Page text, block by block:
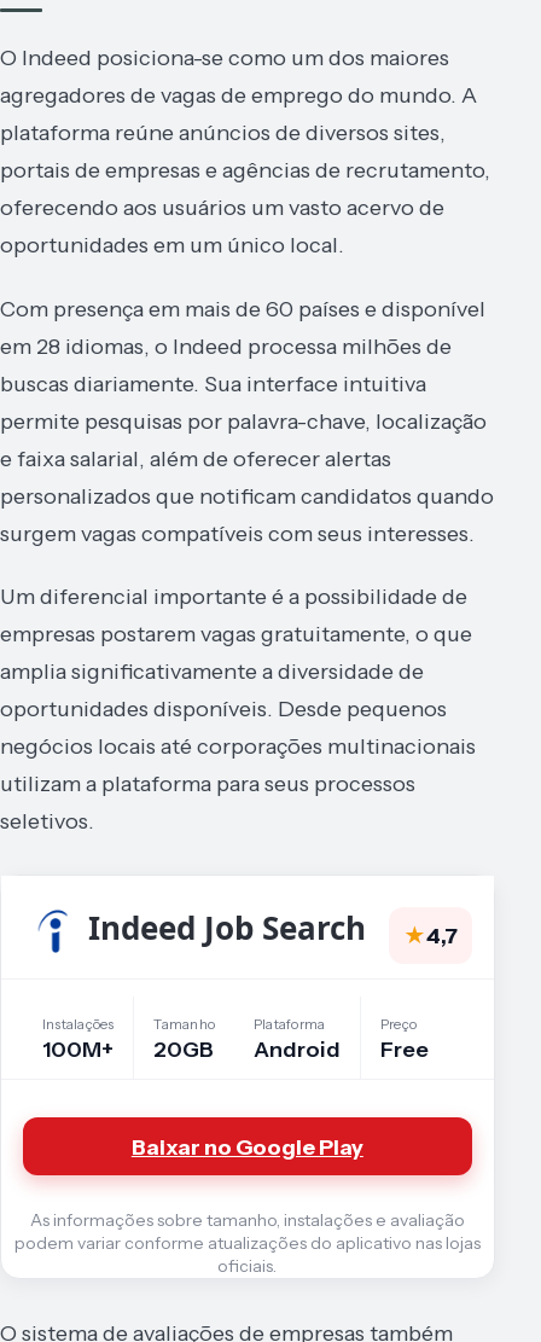
O Indeed posiciona-se como um dos maiores
agregadores de vagas de emprego do mundo. A
plataforma reúne anúncios de diversos sites,
portais de empresas e agências de recrutamento,
oferecendo aos usuários um vasto acervo de
oportunidades em um único local.
Com presença em mais de 60 países e disponível
em 28 idiomas, o Indeed processa milhões de
buscas diariamente. Sua interface intuitiva
permite pesquisas por palavra-chave, localização
e faixa salarial, além de oferecer alertas
personalizados que notificam candidatos quando
surgem vagas compatíveis com seus interesses.
Um diferencial importante é a possibilidade de
empresas postarem vagas gratuitamente, o que
amplia significativamente a diversidade de
oportunidades disponíveis. Desde pequenos
negócios locais até corporações multinacionais
utilizam a plataforma para seus processos
seletivos.
Indeed Job Search ★4,7
Instalações
100M+
Tamanho
20GB
Plataforma
Android
Preço
Free
Baixar no Google Play
As informações sobre tamanho, instalações e avaliação
podem variar conforme atualizações do aplicativo nas lojas
oficiais.
O sistema de avaliações de empresas também